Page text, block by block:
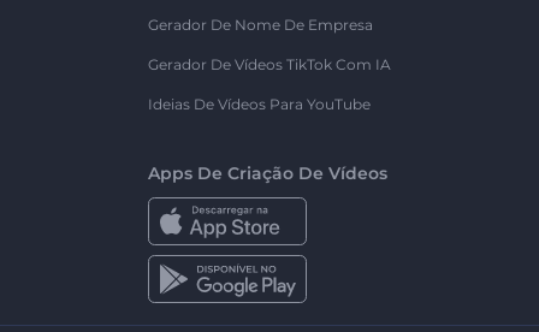
Gerador De Nome De Empresa
Gerador De Vídeos TikTok Com IA
Ideias De Vídeos Para YouTube
Apps De Criação De Vídeos